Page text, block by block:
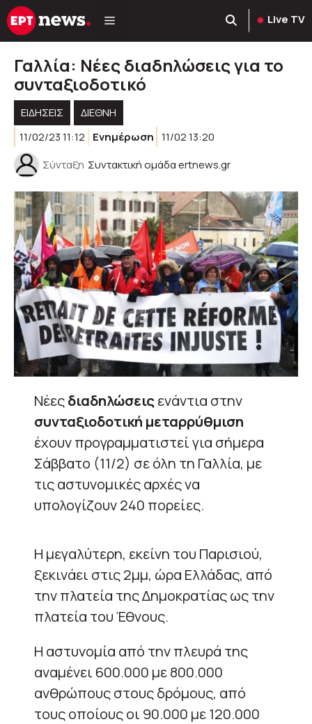
Μετάβαση
σε
Live TV
Γαλλία: Νέες διαδηλώσεις για το
συνταξιοδοτικό
ΕΙΔΗΣΕΙΣ
ΔΙΕΘΝΗ
11/02/23 11:12
Ενημέρωση 11/02 13:20
Σύνταξη Συντακτική ομάδα ertnews.gr
Νέεςδιαδηλώσειςενάντια στην
συνταξιοδοτική μεταρρύθμιση
έχουν προγραμματιστεί για σήμερα
Σάββατο (11/2) σε όλη τη Γαλλία, με
τις αστυνομικές αρχές να
υπολογίζουν 240 πορείες.
Η μεγαλύτερη, εκείνη του Παρισιού,
ξεκινάει στις 2μμ, ώρα Ελλάδας, από
την πλατεία της Δημοκρατίας ως την
πλατεία του Έθνους.
Η αστυνομία από την πλευρά της
αναμένει 600.000 με 800.000
ανθρώπους στους δρόμους, από
τους οποίους οι 90.000 με 120.000